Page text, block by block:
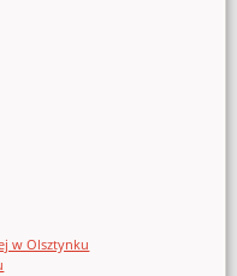
w Olsztynku